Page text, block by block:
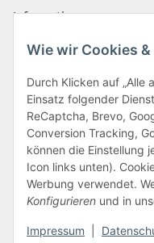
Wie wir Cookies
Durch Klicken auf „Alle
Einsatz folgender
ReCaptcha, Brevo,
Conversion Tracking,
können die Einstellung
Icon links unten).
Werbung verwendet.
Konfigurieren und in
Impressum
Informationen
Zahlungsarten